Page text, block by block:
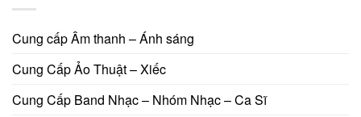
Cung cấp Âm thanh – Ánh sáng
Cung Cấp Ảo Thuật – Xiếc
Cung Cấp Band Nhạc – Nhóm Nhạc – Ca Sĩ